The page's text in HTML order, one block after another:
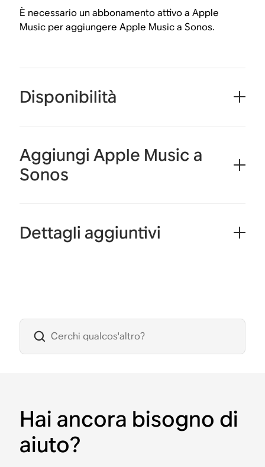
È necessario un abbonamento attivo a Apple
Music per aggiungere Apple Music a Sonos.
Disponibilità
Aggiungi Apple Music a
Sonos
Dettagli aggiuntivi
Hai ancora bisogno di
aiuto?